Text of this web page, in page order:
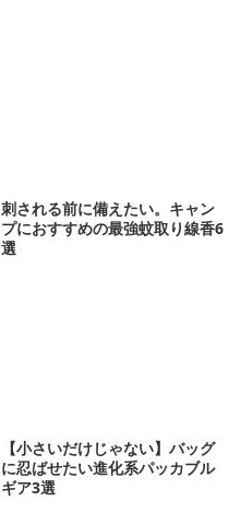
刺される前に備えたい。キャン
プにおすすめの最強蚊取り線香6
選
【小さいだけじゃない】バッグ
に忍ばせたい進化系パッカブル
ギア3選